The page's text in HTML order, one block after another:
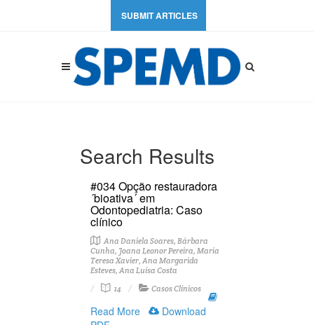
SUBMIT ARTICLES
Search Results
#034 Opção restauradora
´bioativa´ em
Odontopediatria: Caso
clínico
Ana Daniela Soares, Bárbara
Cunha, Joana Leonor Pereira, Maria
Teresa Xavier, Ana Margarida
Esteves, Ana Luísa Costa
14
Casos Clínicos
Read More
Download